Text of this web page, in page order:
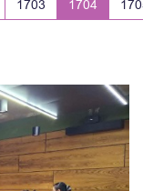
1703 1704